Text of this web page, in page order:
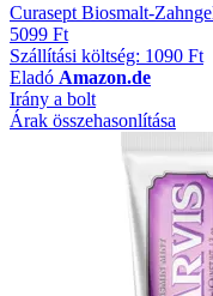
Curasept Biosmalt-
5099 Ft
Szállítási költség: 1090 Ft
Eladó Amazon.de
Irány a bolt
Árak összehasonlítása